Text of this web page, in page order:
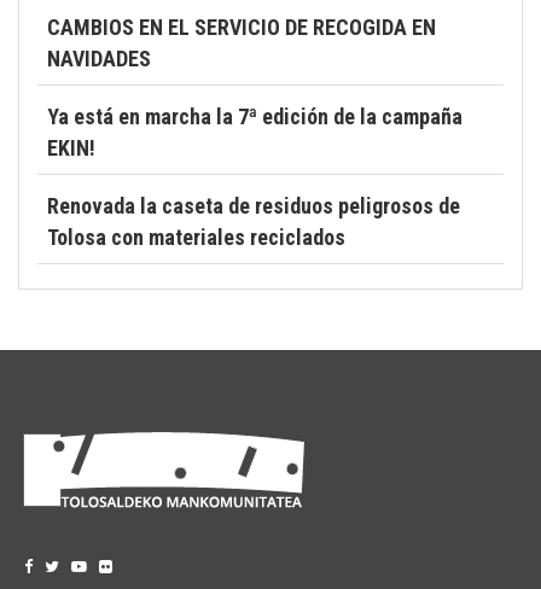
CAMBIOS EN EL SERVICIO DE RECOGIDA EN
NAVIDADES
Ya está en marcha la 7ª edición de la campaña
EKIN!
Renovada la caseta de residuos peligrosos de
Tolosa con materiales reciclados